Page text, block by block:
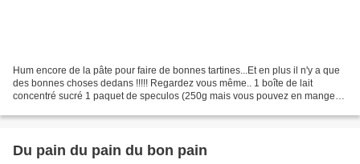
Hum encore de la pâte pour faire de bonnes tartines...Et en plus il n'y a que
des bonnes choses dedans !!!!! Regardez vous même.. 1 boîte de lait
concentré sucré 1 paquet de speculos (250g mais vous pouvez en mangez
Du pain du pain du bon pain